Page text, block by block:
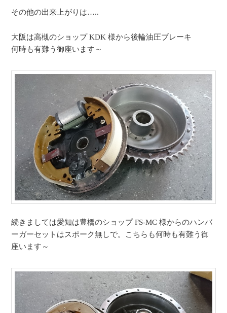
その他の出来上がりは…..
大阪は高槻のショップ KDK 様から後輪油圧ブレーキ
何時も有難う御座います～
続きましては愛知は豊橋のショップ FS-MC 様からのハンバ
ーガーセットはスポーク無しで。こちらも何時も有難う御
座います～